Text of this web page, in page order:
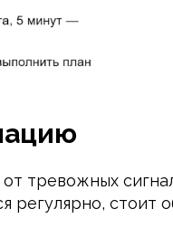
тревожных
регулярно, стоит